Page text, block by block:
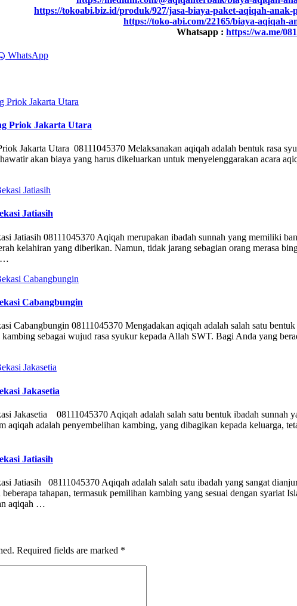
https://tokoabi.biz.id/produk/927/jasa-biaya-paket-aqiqah-
https://toko-abi.com/22165/biaya-aqiqah-
Whatsapp : https://wa.me/
WhatsApp
Priok Jakarta Utara
Jakarta Utara 08111045370 Melaksanakan aqiqah adalah bentuk rasa
akan biaya yang harus dikeluarkan untuk menyelenggarakan acara
Jatiasih
Jatiasih 08111045370 Aqiqah merupakan ibadah sunnah yang memiliki
kelahiran yang diberikan. Namun, tidak jarang sebagian orang merasa
…
Cabangbungin
Cabangbungin 08111045370 Mengadakan aqiqah adalah salah satu
sebagai wujud rasa syukur kepada Allah SWT. Bagi Anda yang
Jakasetia
Jakasetia 08111045370 Aqiqah adalah salah satu bentuk ibadah sunnah
aqiqah adalah penyembelihan kambing, yang dibagikan kepada keluarga,
Jatiasih
Jatiasih 08111045370 Aqiqah adalah salah satu ibadah yang sangat
tahapan, termasuk pemilihan kambing yang sesuai dengan
aqiqah …
Required fields are marked *